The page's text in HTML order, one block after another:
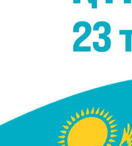
"Жетісу" футбол клубы"
кезінде клуб
қаражатын жымқырғаны